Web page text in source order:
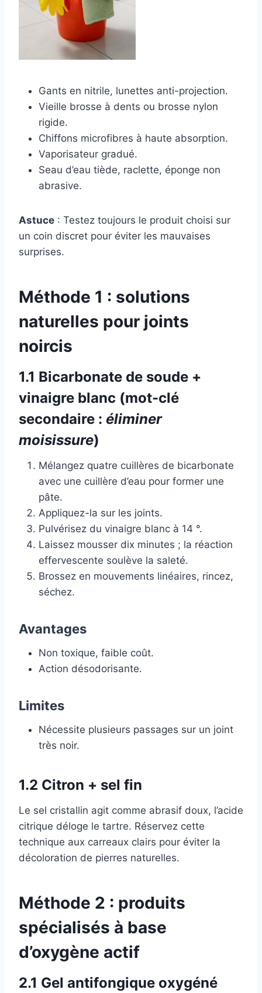
Gants en nitrile, lunettes anti-projection.
Vieille brosse à dents ou brosse nylon
rigide.
Chiffons microfibres à haute absorption.
Vaporisateur gradué.
Seau d’eau tiède, raclette, éponge non
abrasive.
Astuce : Testez toujours le produit choisi sur
un coin discret pour éviter les mauvaises
surprises.
Méthode 1 : solutions
naturelles pour joints
noircis
1.1 Bicarbonate de soude +
vinaigre blanc (mot-clé
secondaire : éliminer
moisissure)
Mélangez quatre cuillères de bicarbonate
avec une cuillère d’eau pour former une
pâte.
Appliquez-la sur les joints.
Pulvérisez du vinaigre blanc à 14 °.
Laissez mousser dix minutes ; la réaction
effervescente soulève la saleté.
Brossez en mouvements linéaires, rincez,
séchez.
Avantages
Non toxique, faible coût.
Action désodorisante.
Limites
Nécessite plusieurs passages sur un joint
très noir.
1.2 Citron + sel fin
Le sel cristallin agit comme abrasif doux, l’acide
citrique déloge le tartre. Réservez cette
technique aux carreaux clairs pour éviter la
décoloration de pierres naturelles.
Méthode 2 : produits
spécialisés à base
d’oxygène actif
2.1 Gel antifongique oxygéné